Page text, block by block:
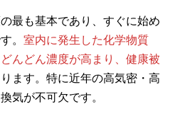
最も基本であり、すぐに始め
。 室内に発生した化学物質
んどん濃度が高まり、健康被
ます。特に近年の高気密・高
気が不可欠です。